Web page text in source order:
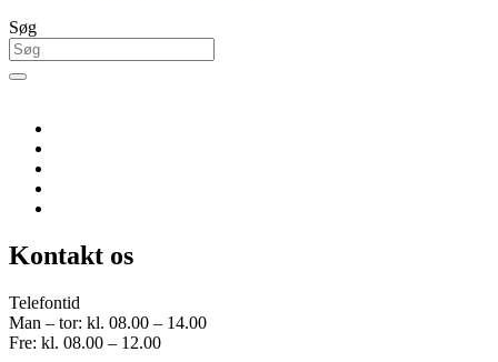
Søg
Kontakt os
Telefontid
Man – tor: kl. 08.00 – 14.00
Fre: kl. 08.00 – 12.00